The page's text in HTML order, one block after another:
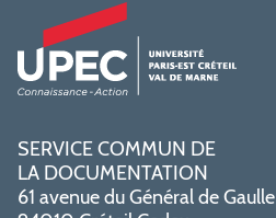
SERVICE COMMUN DE
LA DOCUMENTATION
61 avenue du Général de Gaulle